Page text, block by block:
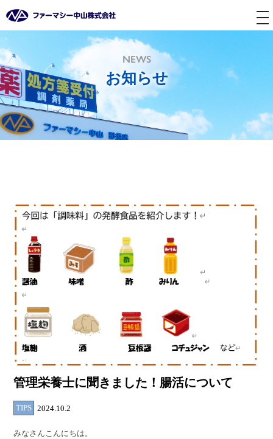
NEWS
お知らせ
管理栄養士に聞きました！腸活について
TIPS 2024.10.2
みなさんこんにちは。